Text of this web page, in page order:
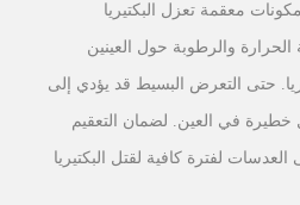
معقمة تعزل البكتيريا
والرطوبة حول العينين
حتى التعرض البسيط قد يؤدي إلى
خطيرة في العين. لضمان التعقيم
لفترة كافية لقتل البكتيريا